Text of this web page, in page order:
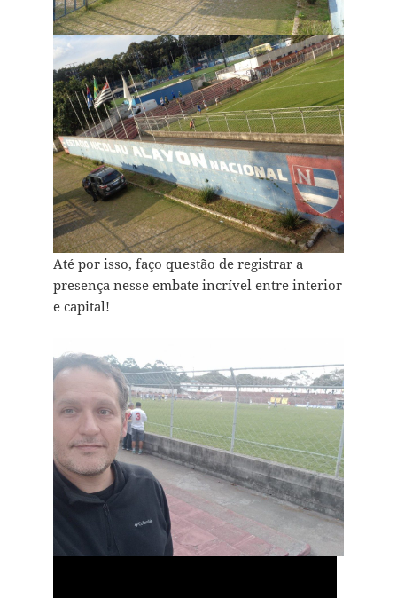
Até por isso, faço questão de registrar a
presença nesse embate incrível entre interior
e capital!